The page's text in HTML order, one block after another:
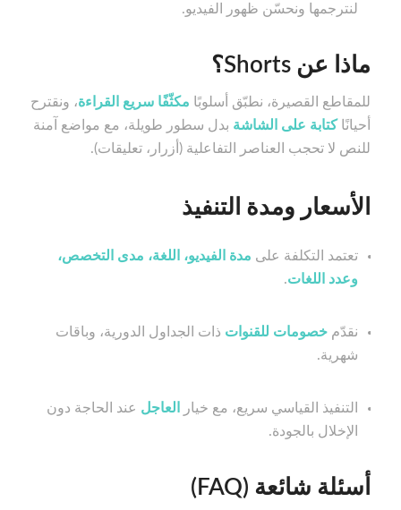
لنترجمها ونحسّن ظهور الفيديو.
ماذا عن Shorts؟
للمقاطع القصيرة، نطبّق أسلوبًا مكثّفًا سريع القراءة، ونقترح
أحيانًا كتابة على الشاشة بدل سطور طويلة، مع مواضع آمنة
للنص لا تحجب العناصر التفاعلية (أزرار، تعليقات).
الأسعار ومدة التنفيذ
تعتمد التكلفة على مدة الفيديو، اللغة، مدى التخصص،
وعدد اللغات.
نقدّم خصومات للقنوات ذات الجداول الدورية، وباقات
شهرية.
التنفيذ القياسي سريع، مع خيار العاجل عند الحاجة دون
الإخلال بالجودة.
أسئلة شائعة (FAQ)